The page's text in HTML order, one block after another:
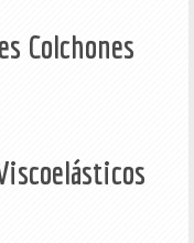
Colchones